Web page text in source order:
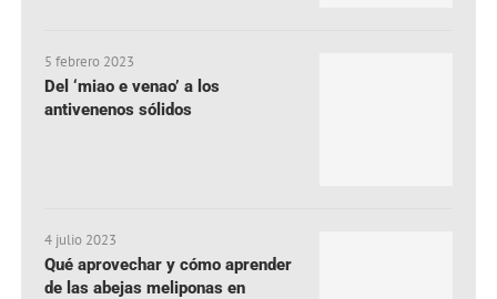
5 febrero 2023
Del ‘miao e venao’ a los
antivenenos sólidos
4 julio 2023
Qué aprovechar y cómo aprender
de las abejas meliponas en